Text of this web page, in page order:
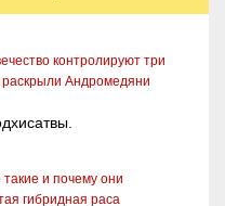
контролируют три
Андромедяни
и почему они
гибридная раса